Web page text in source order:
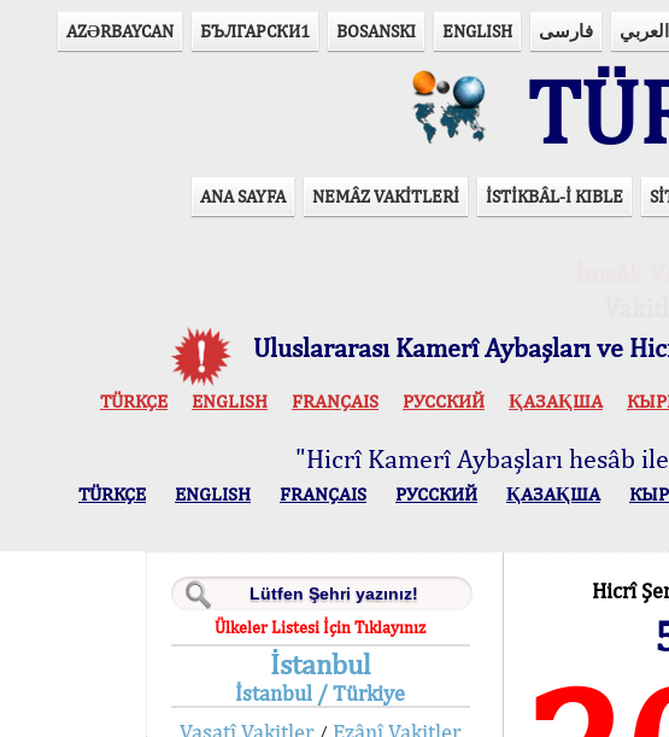
AZӘRBAYCAN БЪЛГАРСКИ1 BOSANSKI ENGLISH فارسی العربي
ANA SAYFA NEMÂZ VAKİTLERİ İSTİKBÂL-İ KIBLE
Uluslararası Kamerî Aybaşları ve
TÜRKÇE ENGLISH FRANÇAIS РУССКИЙ ҚАЗАҚША
"Hicrî Kamerî Aybaşları hesâb
TÜRKÇE ENGLISH FRANÇAIS РУССКИЙ ҚАЗАҚША
Ülkeler Listesi İçin Tıklayınız
İstanbul
İstanbul / Türkiye
Vasatî Vakitler
Ezânî Vakitler
Hicrî